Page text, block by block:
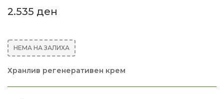
2.535 ден
НЕМА НА ЗАЛИХА
Хранлив регенеративен крем